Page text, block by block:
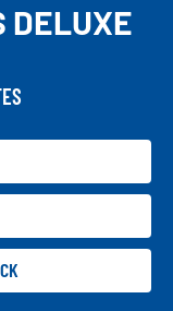
DELUXE